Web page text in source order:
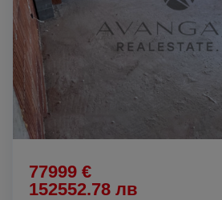
77999 €
152552.78 лв